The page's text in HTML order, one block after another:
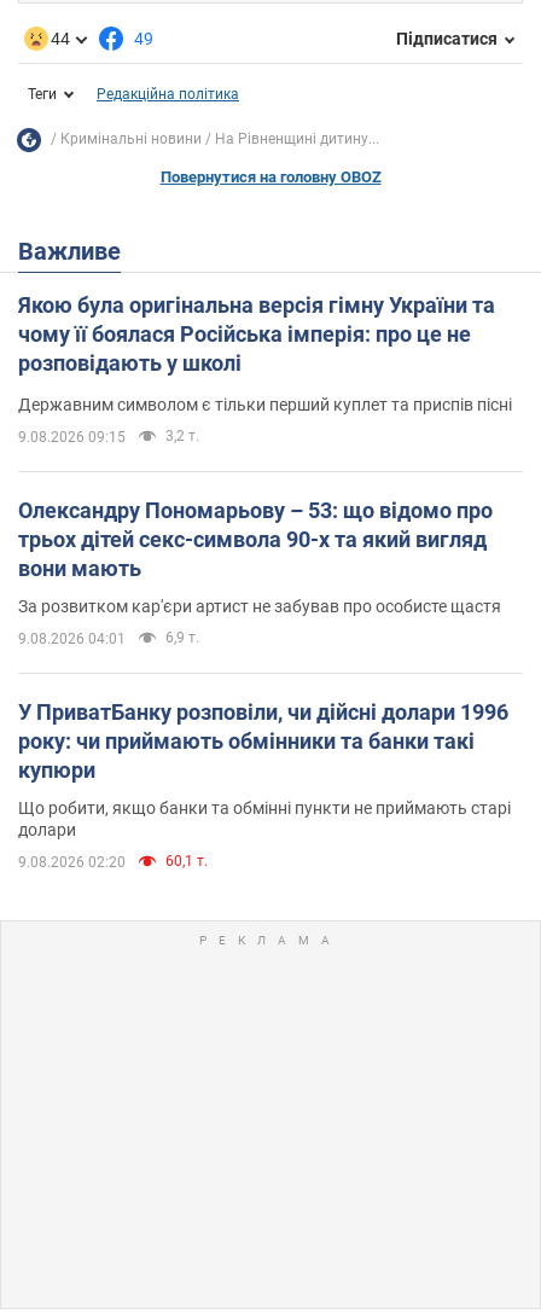
44 49 Підписатися
Теги Редакційна політика
Кримінальні новини На Рівненщині дитину...
Повернутися на головну OBOZ
Важливе
Якою була оригінальна версія гімну України та
чому її боялася Російська імперія: про це не
розповідають у школі
Державним символом є тільки перший куплет та приспів пісні
9.08.2026 09:15 3,2 т.
Олександру Пономарьову – 53: що відомо про
трьох дітей секс-символа 90-х та який вигляд
вони мають
За розвитком кар'єри артист не забував про особисте щастя
9.08.2026 04:01 6,9 т.
У ПриватБанку розповіли, чи дійсні долари 1996
року: чи приймають обмінники та банки такі
купюри
Що робити, якщо банки та обмінні пункти не приймають старі
долари
9.08.2026 02:20 60,1 т.